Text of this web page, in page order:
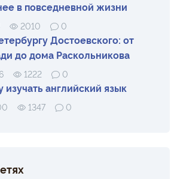
в повседневной жизни
2010 0
Достоевского: от
до дома Раскольникова
1222 0
изучать английский язык
1347 0